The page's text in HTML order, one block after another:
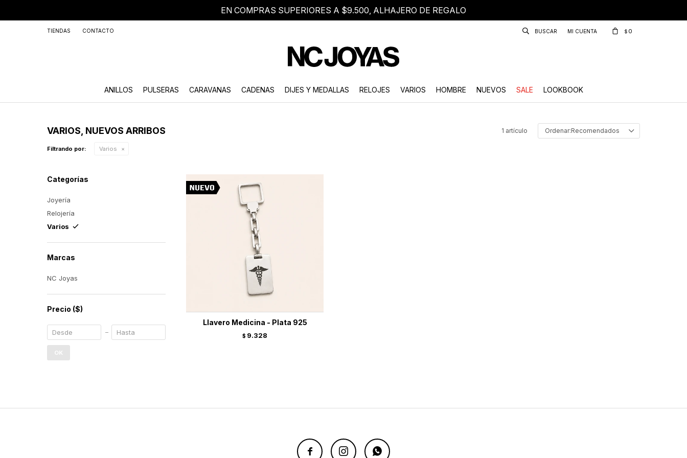
EN COMPRAS SUPERIORES A $9.500, ALHAJERO DE REGALO
ANILLOS PULSERAS CARAVANAS CADENAS DIJES Y MEDALLAS RELOJES VARIOS HOMBRE NUEVOS SALE LOOKBOOK
$ 0
TIENDAS CONTACTO
VARIOS, NUEVOS ARRIBOS 1 artículo Recomendados
Filtrando por: Varios
Llavero Medicina - Plata 925
$ 9.328
Categorías
Joyería
Relojería
Varios
Marcas
NC Joyas
Precio ($)
OK
  